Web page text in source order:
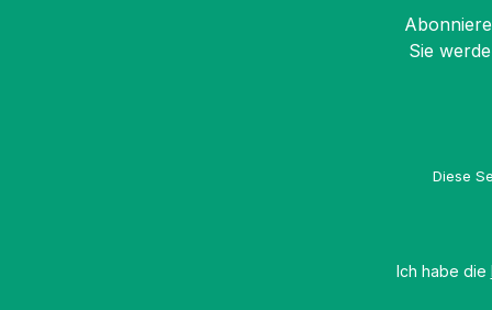
Sie
Diese
Ich habe die